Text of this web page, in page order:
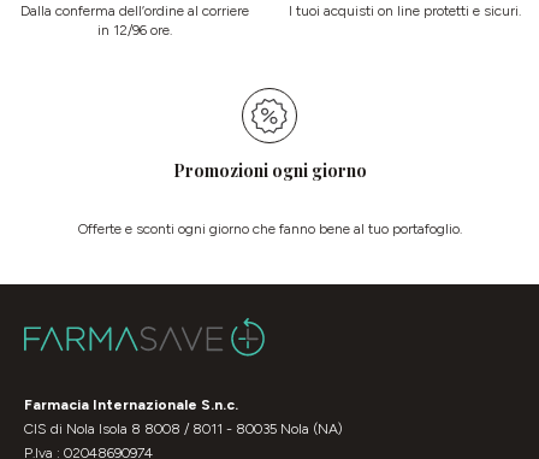
Dalla conferma dell’ordine al corriere
in 12/96 ore.
I tuoi acquisti on line protetti e sicuri.
Promozioni ogni giorno
Offerte e sconti ogni giorno che fanno bene al tuo portafoglio.
Farmacia Internazionale S.n.c.
CIS di Nola Isola 8 8008 / 8011 - 80035 Nola (NA)
P.Iva : 02048690974